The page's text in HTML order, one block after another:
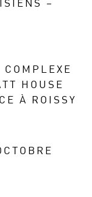
–
HOUSE
À ROISSY